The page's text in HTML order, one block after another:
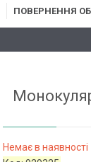
ПОВЕРНЕННЯ
Немає в наявності